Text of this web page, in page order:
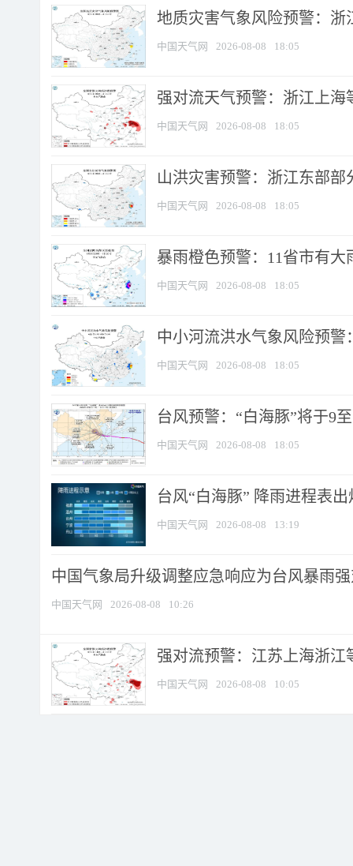
地质灾害气象风险预警：
中国天气网 2026-08-08 18:05
强对流天气预警：浙江上海
中国天气网 2026-08-08 18:05
山洪灾害预警：浙江东部
中国天气网 2026-08-08 18:05
暴雨橙色预警：11省市有
中国天气网 2026-08-08 18:05
中小河流洪水气象风险预
中国天气网 2026-08-08 18:05
台风预警：“白海豚”将于9
中国天气网 2026-08-08 18:05
台风“白海豚” 降雨进程表
中国天气网 2026-08-08 13:19
中国气象局升级调整应急响应为台风暴雨
中国天气网 2026-08-08 10:26
强对流预警：江苏上海浙江
中国天气网 2026-08-08 10:05